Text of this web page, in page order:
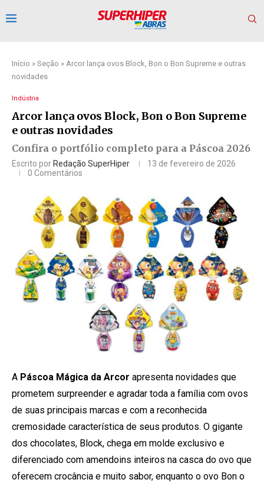
Início » Seção » Arcor lança ovos Block, Bon o Bon Supreme e outras
novidades
Indústria
Arcor lança ovos Block, Bon o Bon Supreme
e outras novidades
Confira o portfólio completo para a Páscoa 2026
Escrito porRedação SuperHiper
13 de fevereiro de 2026
0 Comentários
A Páscoa Mágica da Arcor apresenta novidades que
prometem surpreender e agradar toda a família com ovos
de suas principais marcas e com a reconhecida
cremosidade característica de seus produtos. O gigante
dos chocolates, Block, chega em molde exclusivo e
diferenciado com amendoins inteiros na casca do ovo que
oferecem crocância e muito sabor, enquanto o ovo Bon o